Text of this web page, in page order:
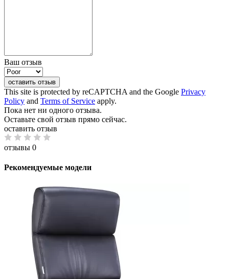
Ваш отзыв
оставить отзыв
This site is protected by reCAPTCHA and the Google Privacy
Policy and Terms of Service apply.
Пока нет ни одного отзыва.
Оставьте свой отзыв прямо сейчас.
оставить отзыв
отзывы 0
Рекомендуемые модели